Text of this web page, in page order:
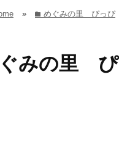
» folder めぐみの里 ぴっぴ
みの里